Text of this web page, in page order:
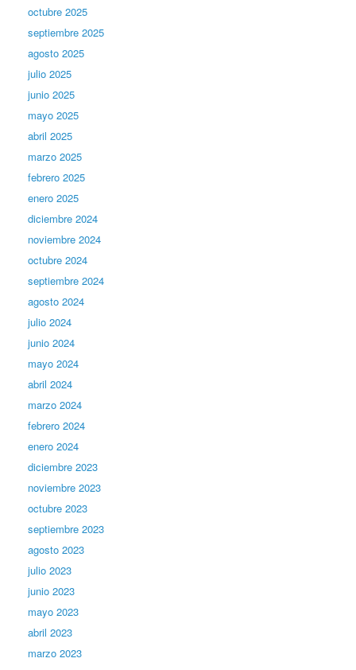
octubre 2025
septiembre 2025
agosto 2025
julio 2025
junio 2025
mayo 2025
abril 2025
marzo 2025
febrero 2025
enero 2025
diciembre 2024
noviembre 2024
octubre 2024
septiembre 2024
agosto 2024
julio 2024
junio 2024
mayo 2024
abril 2024
marzo 2024
febrero 2024
enero 2024
diciembre 2023
noviembre 2023
octubre 2023
septiembre 2023
agosto 2023
julio 2023
junio 2023
mayo 2023
abril 2023
marzo 2023